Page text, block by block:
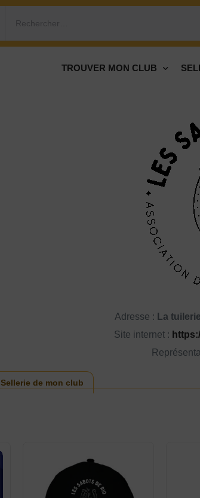
Rechercher…
TROUVER MON CLUB
Adresse : La
Site internet :
Sellerie de mon club